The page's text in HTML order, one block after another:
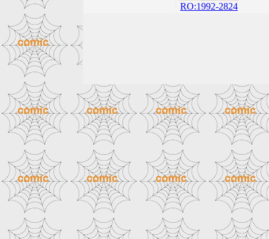
RO:1992-2824